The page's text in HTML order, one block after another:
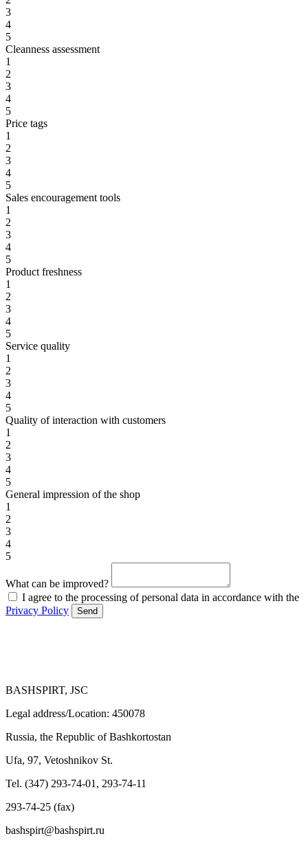
3
4
5
Cleanness assessment
1
2
3
4
5
Price tags
1
2
3
4
5
Sales encouragement tools
1
2
3
4
5
Product freshness
1
2
3
4
5
Service quality
1
2
3
4
5
Quality of interaction with customers
1
2
3
4
5
General impression of the shop
1
2
3
4
5
What can be improved?
I agree to the processing of personal data in accordance with the
Privacy Policy
Send
BASHSPIRT, JSC
Legal address/Location: 450078
Russia, the Republic of Bashkortostan
Ufa, 97, Vetoshnikov St.
Tel. (347) 293-74-01, 293-74-11
293-74-25 (fax)
bashspirt@bashspirt.ru